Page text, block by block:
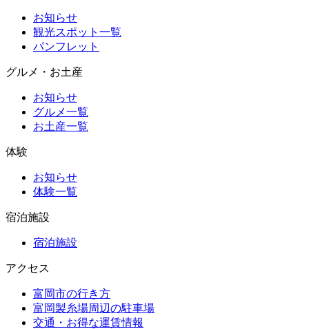
お知らせ
観光スポット一覧
パンフレット
グルメ・お土産
お知らせ
グルメ一覧
お土産一覧
体験
お知らせ
体験一覧
宿泊施設
宿泊施設
アクセス
富岡市の行き方
富岡製糸場周辺の駐車場
交通・お得な運賃情報